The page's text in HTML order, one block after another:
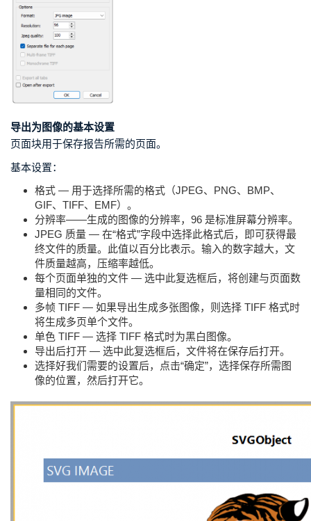
导出为图像的基本设置
页面块用于保存报告所需的页面。
基本设置：
格式 — 用于选择所需的格式（JPEG、PNG、BMP、
GIF、TIFF、EMF）。
分辨率——生成的图像的分辨率，96 是标准屏幕分辨率。
JPEG 质量 — 在“格式”字段中选择此格式后，即可获得最
终文件的质量。此值以百分比表示。输入的数字越大，文
件质量越高，压缩率越低。
每个页面单独的文件 — 选中此复选框后，将创建与页面数
量相同的文件。
多帧 TIFF — 如果导出生成多张图像，则选择 TIFF 格式时
将生成多页单个文件。
单色 TIFF — 选择 TIFF 格式时为黑白图像。
导出后打开 — 选中此复选框后，文件将在保存后打开。
选择好我们需要的设置后，点击“确定”，选择保存所需图
像的位置，然后打开它。